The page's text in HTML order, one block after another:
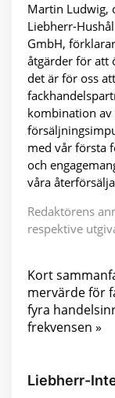
Martin Ludwig,
Liebherr-
GmbH,
åtgärder för att
det är för oss
kombination
med vår första
och
våra
Redaktörens
respektive
Kort
mervärde för
fyra
frekvensen »
Liebherr-